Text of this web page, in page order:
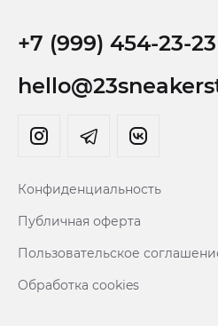
+7 (999) 454-23-23
Конфиденциальность
Публичная оферта
Пользовательское
Обработка cookies